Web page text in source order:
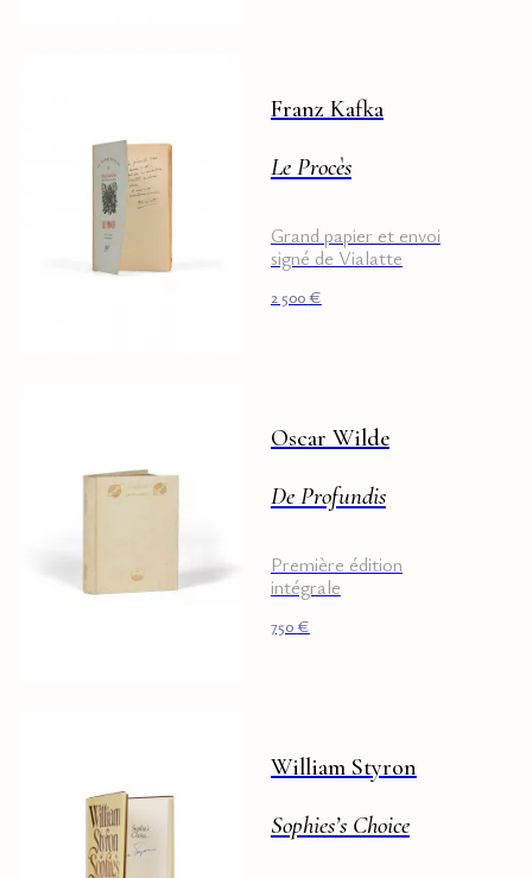
Franz Kafka
Le Procès
Grand papier et envoi
signé de Vialatte
2 500€
Oscar Wilde
De Profundis
Première édition
intégrale
750€
William Styron
Sophies’s Choice